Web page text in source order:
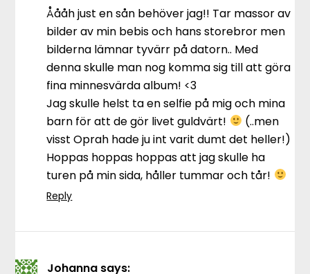
Åååh just en sån behöver jag!! Tar massor av
bilder av min bebis och hans storebror men
bilderna lämnar tyvärr på datorn.. Med
denna skulle man nog komma sig till att göra
fina minnesvärda album! <3
Jag skulle helst ta en selfie på mig och mina
barn för att de gör livet guldvärt!
(..men
visst Oprah hade ju int varit dumt det heller!)
Hoppas hoppas hoppas att jag skulle ha
turen på min sida, håller tummar och tår!
Reply
Johanna says: